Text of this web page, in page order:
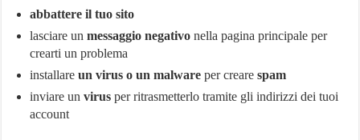
abbattere il tuo sito
lasciare unmessaggio negativo nella pagina principale per
crearti un problema
installareun virus o un malware per crearespam
inviare unvirus per ritrasmetterlo tramite gli indirizzi dei tuoi
account